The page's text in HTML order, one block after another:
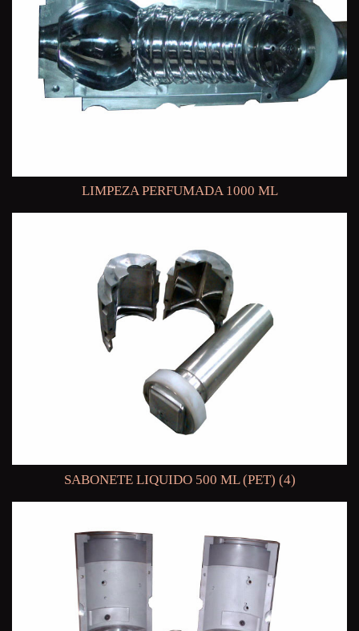
LIMPEZA PERFUMADA 1000 ML
SABONETE LIQUIDO 500 ML (PET) (4)